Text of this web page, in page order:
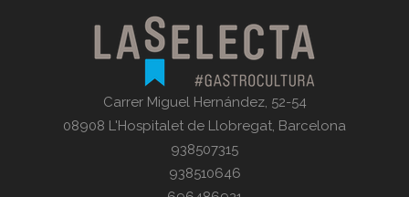
Carrer Miguel Hernández, 52-54
08908 L'Hospitalet de Llobregat, Barcelona
938507315
938510646